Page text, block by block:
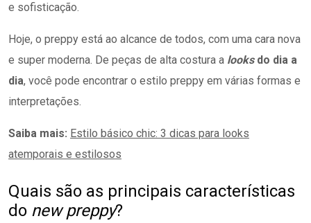
e sofisticação.
Hoje, o preppy está ao alcance de todos, com uma cara nova
e super moderna. De peças de alta costura a looksdo dia a
dia, você pode encontrar o estilo preppy em várias formas e
interpretações.
Saiba mais: Estilo básico chic: 3 dicas para looks
atemporais e estilosos
Quais são as principais características
do new preppy?